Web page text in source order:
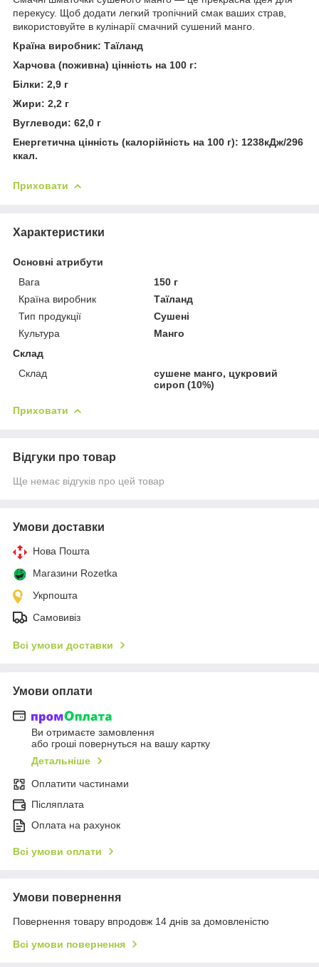
перекусу. Щоб додати легкий тропічний смак ваших страв,
використовуйте в кулінарії смачний сушений манго.
Країна виробник: Таїланд
Харчова (поживна) цінність на 100 г:
Білки: 2,9 г
Жири: 2,2 г
Вуглеводи: 62,0 г
Енергетична цінність (калорійність на 100 г): 1238кДж/296
ккал.
Приховати
Характеристики
Основні атрибути
Вага
150 г
Країна виробник
Таїланд
Тип продукції
Сушені
Культура
Манго
Склад
Склад
сушене манго, цукровий
сироп (10%)
Приховати
Відгуки про товар
Ще немає відгуків про цей товар
Умови доставки
Нова Пошта
Магазини Rozetka
Укрпошта
Самовивіз
Всі умови доставки
Умови оплати
Ви отримаєте замовлення
або гроші повернуться на вашу картку
Детальніше
Оплатити частинами
Післяплата
Оплата на рахунок
Всі умови оплати
Умови повернення
Повернення товару впродовж 14 днів за домовленістю
Всі умови повернення